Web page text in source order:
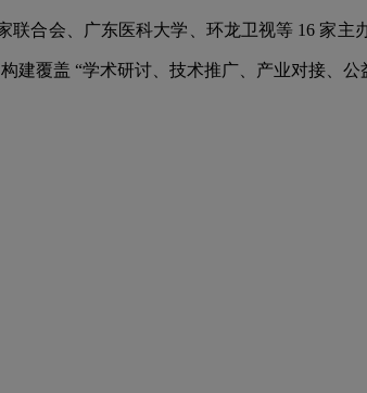
合会、广东医科大学、环龙卫视等 16 家主
覆盖 “学术研讨、技术推广、产业对接、公